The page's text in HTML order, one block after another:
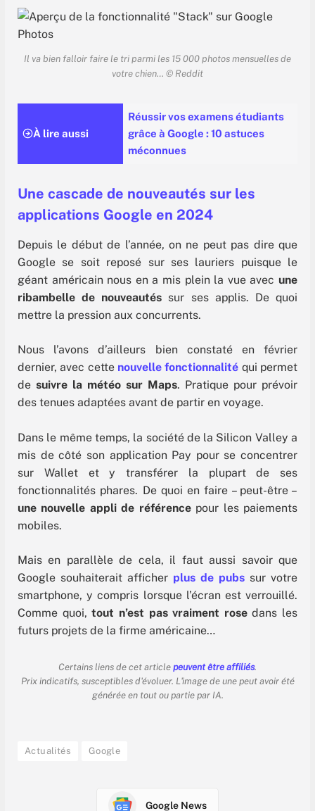
Il va bien falloir faire le tri parmi les 15 000 photos mensuelles de
votre chien… © Reddit
À lire aussi
Réussir vos examens étudiants
grâce à Google : 10 astuces
méconnues
Une cascade de nouveautés sur les
applications Google en 2024
Depuis le début de l’année, on ne peut pas dire que
Google se soit reposé sur ses lauriers puisque le
géant américain nous en a mis plein la vue avec une
ribambelle de nouveautés sur ses applis. De quoi
mettre la pression aux concurrents.
Nous l’avons d’ailleurs bien constaté en février
dernier, avec cette nouvelle fonctionnalité qui permet
de suivre la météo sur Maps. Pratique pour prévoir
des tenues adaptées avant de partir en voyage.
Dans le même temps, la société de la Silicon Valley a
mis de côté son application Pay pour se concentrer
sur Wallet et y transférer la plupart de ses
fonctionnalités phares. De quoi en faire – peut-être –
une nouvelle appli de référencepour les paiements
mobiles.
Mais en parallèle de cela, il faut aussi savoir que
Google souhaiterait afficher plus de pubs sur votre
smartphone, y compris lorsque l’écran est verrouillé.
Comme quoi,tout n’est pas vraiment rosedans les
futurs projets de la firme américaine…
Certains liens de cet article peuvent être affiliés.
Prix indicatifs, susceptibles d'évoluer. L'image de une peut avoir été
générée en tout ou partie par IA.
Actualités Google
Google News